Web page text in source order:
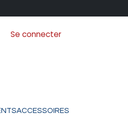
Se connecter
ACCESSOIRES